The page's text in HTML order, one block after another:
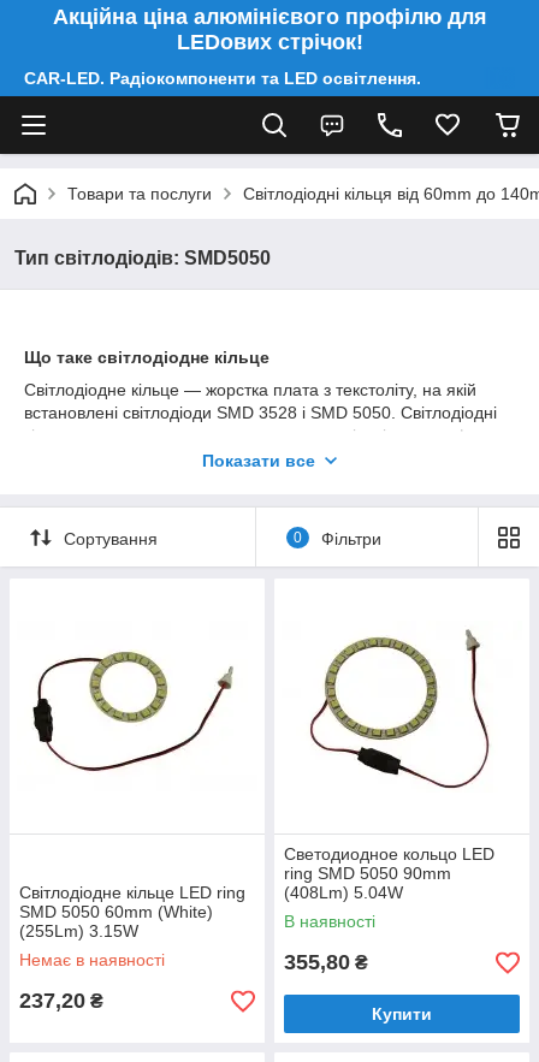
Акційна ціна алюмінієвого профілю для
LEDових стрічок!
CAR-LED. Радіокомпоненти та LED освітлення.
Товари та послуги Світлодіодні кільця від 60mm до
Тип світлодіодів: SMD5050
Що таке світлодіодне кільце
Світлодіодне кільце — жорстка плата з текстоліту, на якій
встановлені світлодіоди SMD 3528 і SMD 5050. Світлодіодні
кільця застосовуються в основному для підсвічування фар,
габаритів, стопів, поворотів автомобілів і мотоциклів. У
більший термін служби і відрізняються більшою яскравістю.
Показати все
Сортування 0 Фільтри
Світлодіодне кільце LED ring
SMD 5050 60mm (White)
(255Lm) 3.15W
Немає в наявності
237,20 ₴
Светодиодное кольцо LED
ring SMD 5050 90mm
(408Lm) 5.04W
В наявності
355,80 ₴
Купити